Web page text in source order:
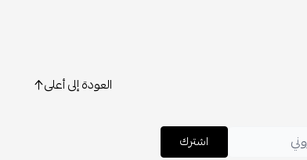
العودة إلى أعلى
اشترك